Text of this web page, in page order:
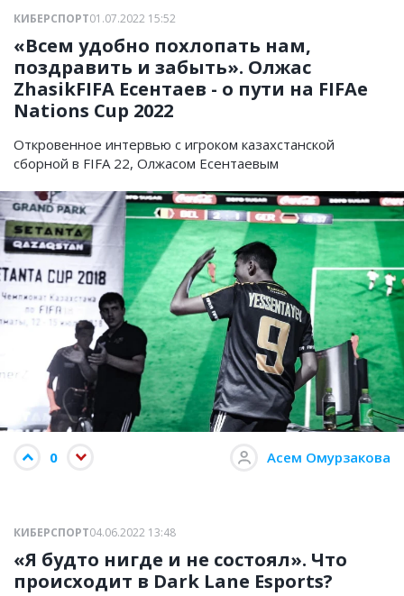
КИБЕРСПОРТ01.07.2022 15:52
«Всем удобно похлопать нам,
поздравить и забыть». Олжас
ZhasikFIFA Есентаев - о пути на FIFAe
Nations Cup 2022
Откровенное интервью с игроком казахстанской
сборной в FIFA 22, Олжасом Есентаевым
0 Асем Омурзакова
КИБЕРСПОРТ04.06.2022 13:48
«Я будто нигде и не состоял». Что
происходит в Dark Lane Esports?